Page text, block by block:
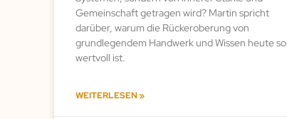
Gemeinschaft getragen wird? Martin spricht
darüber, warum die Rückeroberung von
grundlegendem Handwerk und Wissen heute so
wertvoll ist.
WEITERLESEN »